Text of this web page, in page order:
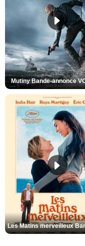
Mutiny Bande-annonce